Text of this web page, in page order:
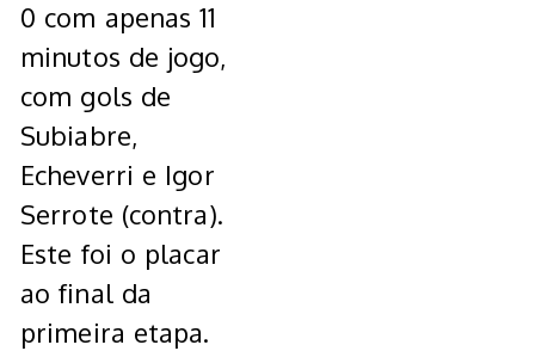
0 com apenas 11
minutos de jogo,
com gols de
Subiabre,
Echeverri e Igor
Serrote (contra).
Este foi o placar
ao final da
primeira etapa.